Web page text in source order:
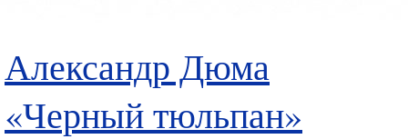
Александр Дюма
«Черный тюльпан»